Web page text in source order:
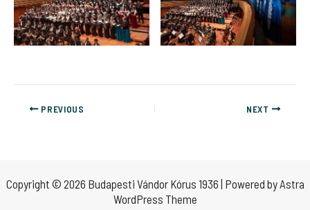
PREVIOUS NEXT
Copyright © 2026 Budapesti Vándor Kórus 1936 | Powered byAstra
WordPress Theme